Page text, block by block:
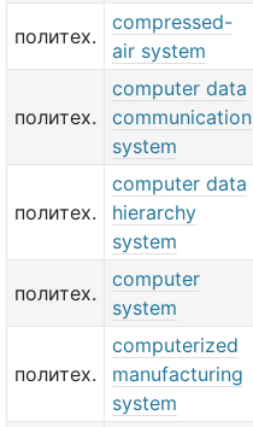
политех.
compressed-
air system
политех.
computer data
communication
system
политех.
computer data
hierarchy
system
политех.
computer
system
политех.
computerized
manufacturing
system